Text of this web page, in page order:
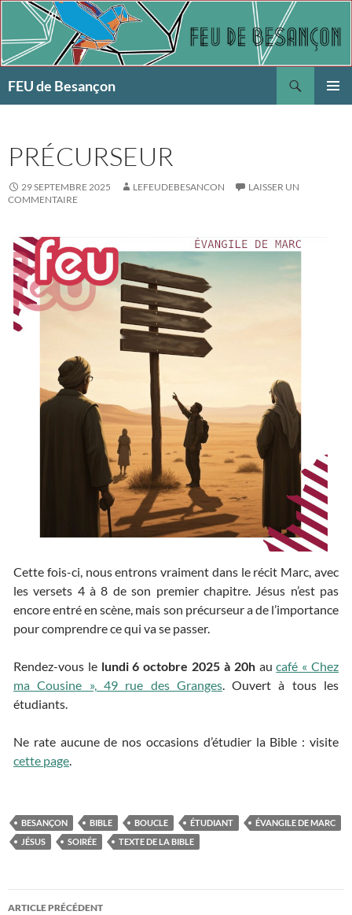
Aller
contenu
FEU de Besançon
PRÉCURSEUR
29 SEPTEMBRE 2025 LEFEUDEBESANCON
LAISSER UN
COMMENTAIRE
Cette fois-ci, nous entrons vraiment dans le récit Marc, avec
les versets 4 à 8 de son premier chapitre. Jésus n’est pas
encore entré en scène, mais son précurseur a de l’importance
pour comprendre ce qui va se passer.
Rendez-vous le lundi 6 octobre 2025 à 20haucafé « Chez
ma Cousine », 49 rue des Granges. Ouvert à tous les
étudiants.
Ne rate aucune de nos occasions d’étudier la Bible : visite
cette page.
BESANÇON BIBLE BOUCLE ÉTUDIANT
ÉVANGILE DE MARC
JÉSUS
SOIRÉE TEXTE DE LA BIBLE
ARTICLE PRÉCÉDENT